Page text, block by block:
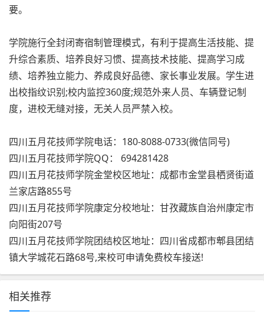
要。
学院施行全封闭寄宿制管理模式，有利于提高生活技能、提
升综合素质、培养良好习惯、提高技术技能、提高学习成
绩、培养独立能力、养成良好品德、家长事业发展。学生进
出校指纹识别;校内监控360度;规范外来人员、车辆登记制
度，进校无缝对接，无关人员严禁入校。
四川五月花技师学院电话：180-8088-0733(微信同号)
四川五月花技师学院QQ： ‍694281428
四川五月花技师学院金堂校区地址：成都市金堂县栖贤街道
兰家店路855号
四川五月花技师学院康定分校地址：甘孜藏族自治州康定市
向阳街207号
四川五月花技师学院团结校区地址：四川省成都市郫县团结
镇大学城花石路68号,来校可申请免费校车接送!
相关推荐